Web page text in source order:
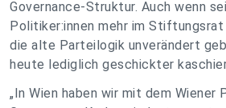
Governance-Struktur. Auch wenn
Politiker:innen mehr im
die alte Parteilogik unverändert
heute lediglich geschickter
„In Wien haben wir mit dem Wiener